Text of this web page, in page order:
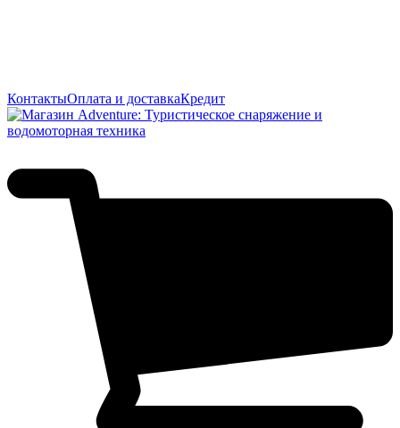
КонтактыОплата и доставкаКредит